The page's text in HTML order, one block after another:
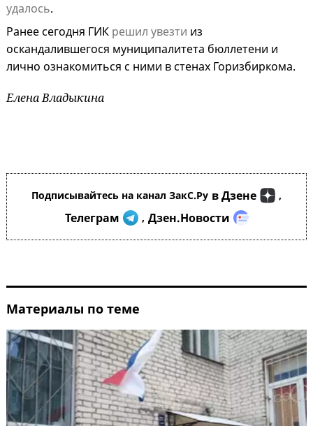
удалось.
Ранее сегодня ГИК решил увезти из
оскандалившегося муниципалитета бюллетени и
лично ознакомиться с ними в стенах Горизбиркома.
Елена Владыкина
Подписывайтесь на канал ЗакС.Ру в Дзене ,
Телеграм , Дзен.Новости
Материалы по теме